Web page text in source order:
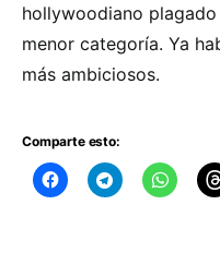
hollywoodiano
menor categoría. Ya
más ambiciosos.
Comparte esto: